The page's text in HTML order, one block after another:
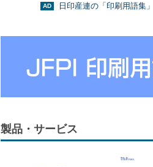
日印産連の「印刷用語集
製品・サービス